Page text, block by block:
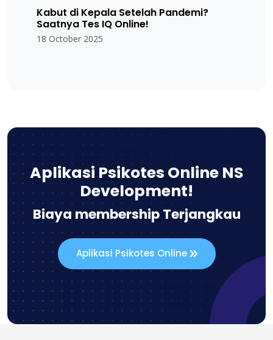
Kabut di Kepala Setelah Pandemi?
Saatnya Tes IQ Online!
18 October 2025
Aplikasi Psikotes Online NS
Development!
Biaya membership Terjangkau
Aplikasi Psikotes Online